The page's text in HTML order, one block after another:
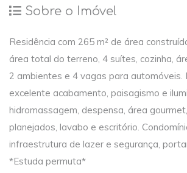
Sobre o Imóvel
Residência com 265 m² de área
área total do terreno, 4 suítes, cozinha,
2 ambientes e 4 vagas para automóveis.
excelente acabamento, paisagismo e
hidromassagem, despensa, área
planejados, lavabo e escritório.
infraestrutura de lazer e segurança,
*Estuda permuta*